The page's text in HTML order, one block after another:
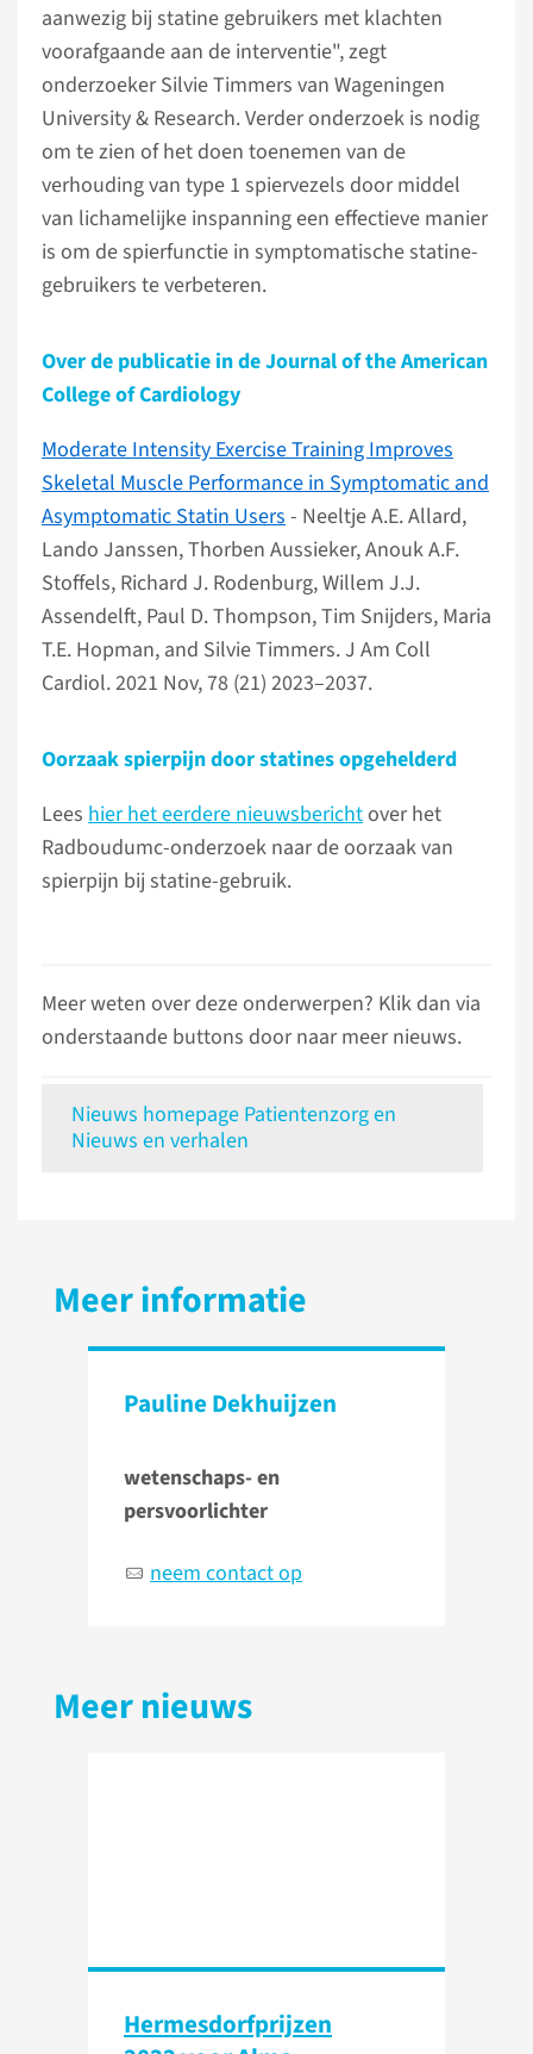
aanwezig bij statine gebruikers met klachten
voorafgaande aan de interventie", zegt
onderzoeker Silvie Timmers van Wageningen
University & Research. Verder onderzoek is nodig
om te zien of het doen toenemen van de
verhouding van type 1 spiervezels door middel
van lichamelijke inspanning een effectieve manier
is om de spierfunctie in symptomatische statine-
gebruikers te verbeteren.
Over de publicatie in de Journal of the American
College of Cardiology
Moderate Intensity Exercise Training Improves
Skeletal Muscle Performance in Symptomatic and
Asymptomatic Statin Users- Neeltje A.E. Allard,
Lando Janssen, Thorben Aussieker, Anouk A.F.
Stoffels, Richard J. Rodenburg, Willem J.J.
Assendelft, Paul D. Thompson, Tim Snijders, Maria
T.E. Hopman, and Silvie Timmers. J Am Coll
Cardiol. 2021 Nov, 78 (21) 2023–2037.
Oorzaak spierpijn door statines opgehelderd
Lees hier het eerdere nieuwsberichtover het
Radboudumc-onderzoek naar de oorzaak van
spierpijn bij statine-gebruik.
Meer weten over deze onderwerpen? Klik dan via
onderstaande buttons door naar meer nieuws.
Nieuws homepage Patientenzorg en
Nieuws en verhalen
Meer informatie
Pauline Dekhuijzen
wetenschaps- en
persvoorlichter
neem contact op
Meer nieuws
Hermesdorfprijzen